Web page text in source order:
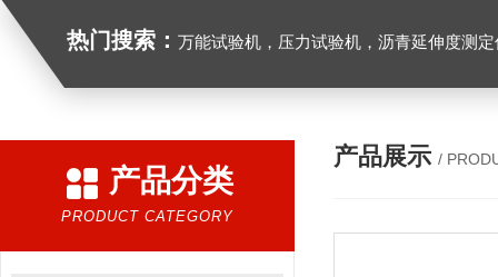
热门搜索： 万能试验机，压力试验机，沥青延伸度测定仪，沥青混合料拌合机，全自动沥青混合料离心式抽提仪，马歇尔电动
产品分类
PRODUCT CATEGORY
产品展示 /